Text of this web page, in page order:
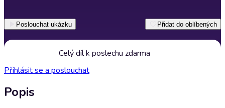
Poslouchat ukázku Přidat do oblíbených
Celý díl k poslechu zdarma
Přihlásit se a poslouchat
Popis